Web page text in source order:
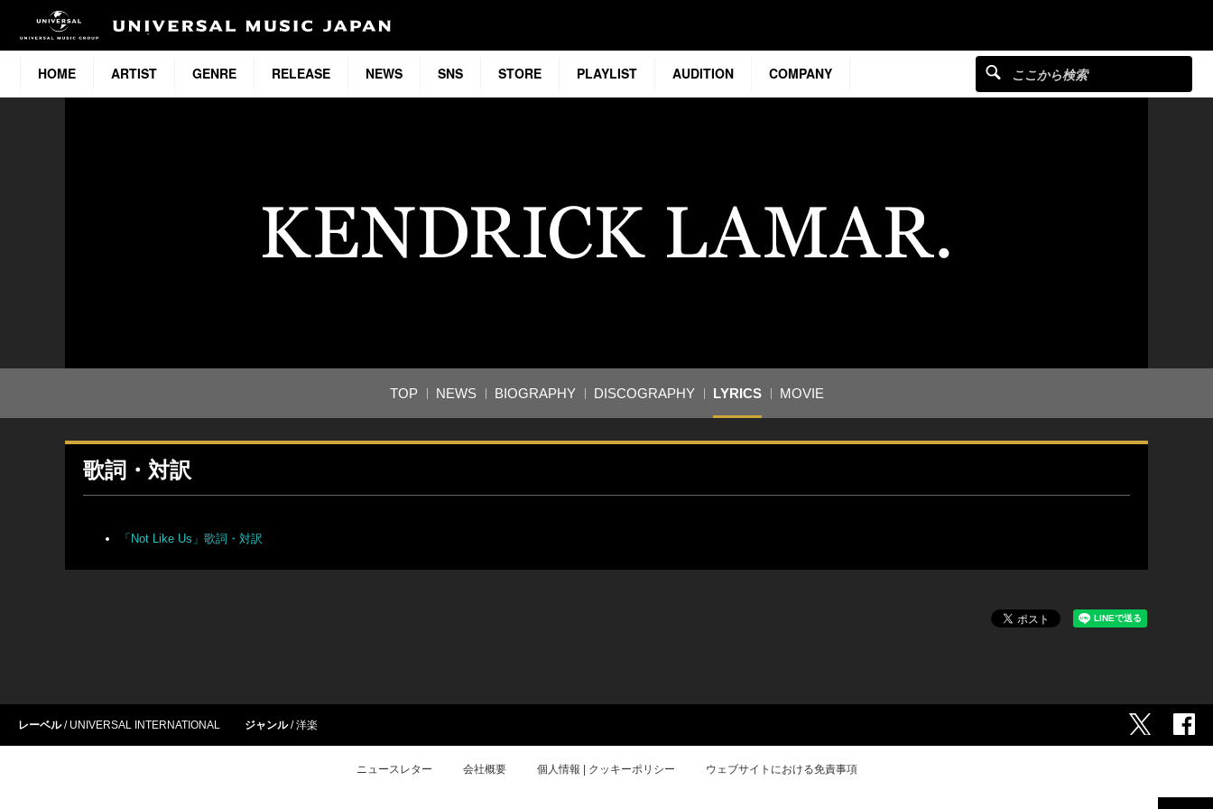
HOME ARTIST GENRE RELEASE NEWS SNS STORE PLAYLIST AUDITION COMPANY
TOP NEWS BIOGRAPHY DISCOGRAPHY LYRICS MOVIE
歌詞・対訳
「 Not Like Us 」歌詞・対訳
レーベル UNIVERSAL INTERNATIONAL ジャンル 洋楽
ニュースレター 会社概要 個人情報 | クッキーポリシー ウェブサイトにおける免責事項